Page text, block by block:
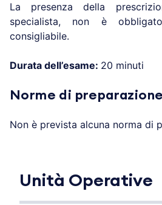
La presenza della
specialista, non è
consigliabile.
Durata dell’esame: 20 minuti
Norme di preparazione
Non è prevista alcuna norma di
Unità Operative